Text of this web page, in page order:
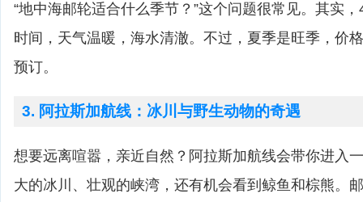
“地中海邮轮适合什么季节？”这个问题很常见。其实
时间，天气温暖，海水清澈。不过，夏季是旺季，价
预订。
3. 阿拉斯加航线：冰川与野生动物的奇遇
想要远离喧嚣，亲近自然？阿拉斯加航线会带你进入
大的冰川、壮观的峡湾，还有机会看到鲸鱼和棕熊。